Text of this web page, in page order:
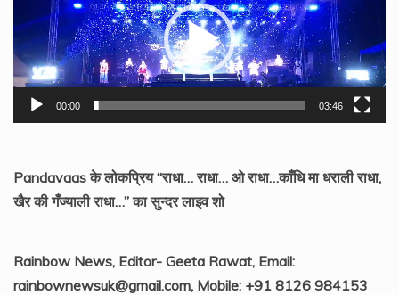
00:00 03:46
Pandavaas के लोकप्रिय “राधा… राधा… ओ राधा…काँधि मा धराली राधा,
खैर की गँज्याली राधा…” का सुन्दर लाइव शो
Rainbow News, Editor- Geeta Rawat, Email:
rainbownewsuk@gmail.com, Mobile: +91 8126 984153